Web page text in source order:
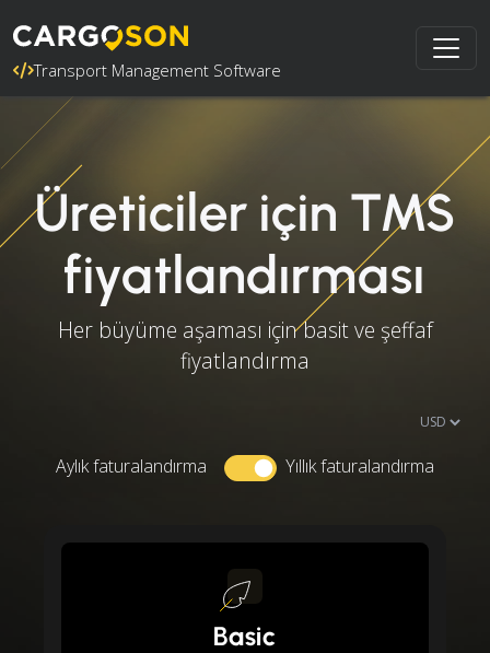
Transport Management Software
Üreticiler için TMS
fiyatlandırması
Her büyüme aşaması için basit ve şeffaf
fiyatlandırma
Aylık faturalandırma Yıllık faturalandırma
Basic